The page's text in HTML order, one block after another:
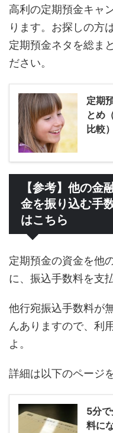
高利の定期預金キャ
ります。お探しの方
定期預金ネタを総ま
ださい。
定期
とめ
比較
【参考】他の金
金を振り込む手
はこちら
定期預金の資金を他
に、振込手数料を支
他行宛振込手数料が
んありますので、利
よ。
詳細は以下のページ
5分
料に